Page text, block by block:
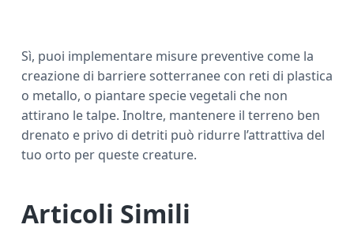
Sì, puoi implementare misure preventive come la
creazione di barriere sotterranee con reti di plastica
o metallo, o piantare specie vegetali che non
attirano le talpe. Inoltre, mantenere il terreno ben
drenato e privo di detriti può ridurre l’attrattiva del
tuo orto per queste creature.
Articoli Simili